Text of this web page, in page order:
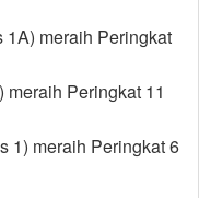
1A) meraih Peringkat
meraih Peringkat 11
1) meraih Peringkat 6